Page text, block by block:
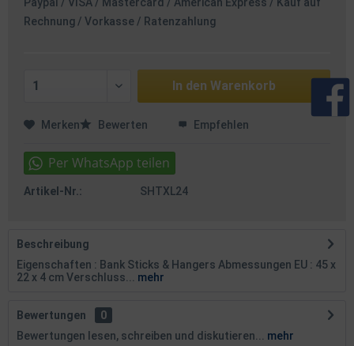
Rechnung / Vorkasse / Ratenzahlung
In den Warenkorb
Merken Bewerten Empfehlen
Artikel-Nr.: SHTXL24
Beschreibung
Eigenschaften : Bank Sticks & Hangers Abmessungen EU : 45 x
22 x 4 cm Verschluss...
mehr
Bewertungen
0
Bewertungen lesen, schreiben und diskutieren...
mehr